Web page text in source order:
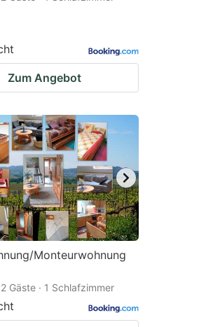
Zum Angebot
Monteurwohnung
Gäste · 1 Schlafzimmer